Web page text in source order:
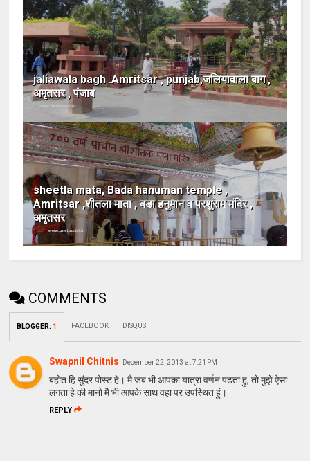
jaliawala bagh .Amritsar , punjab,जलियावाला बाग ,
अमृतसर , पंजाब
sheetla mata, Bada hanuman temple ,
Amritsar ,शीतला माता , बडा हनुमान व परशुराम मंदिर ,
अमृतसर
COMMENTS
BLOGGER: 1 FACEBOOK DISQUS
Swapnil Chitnis December 22, 2013 at 7:21 PM
बहोत हि सुंदर पोस्ट हे। मै जब भी आपका यात्रा वर्णन पढता हु, तो मुझे ऐसा
लगता हे की मानो मै भी आपके साथ वहा पर उपस्थित हुं।
REPLY